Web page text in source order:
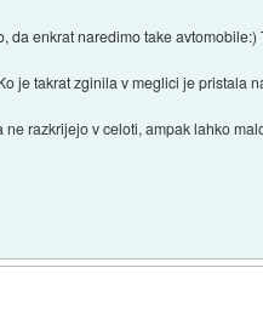
da enkrat naredimo take
je takrat zginila v meglici je
razkrijejo v celoti, ampak lahko